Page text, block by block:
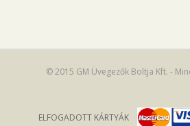
© 2015 GM Üvegezők Boltja Kft. -
ELFOGADOTT KÁRTYÁK